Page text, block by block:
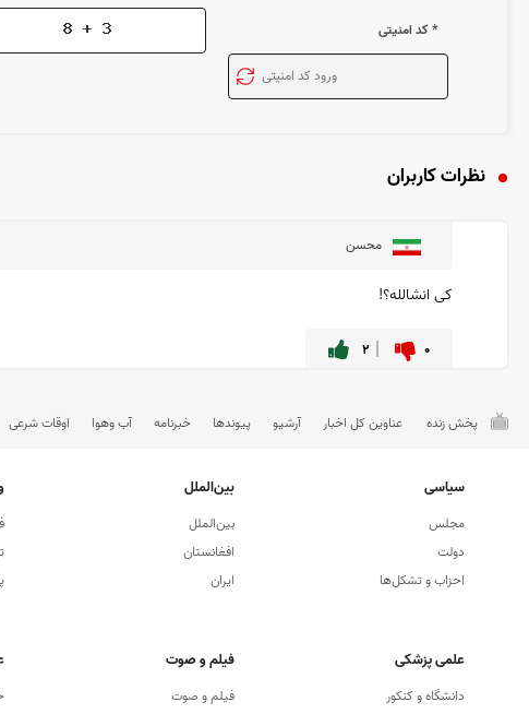
* کد امنیتی
نظرات کاربران
محسن
کی انشالله؟!
۰ ۲
پخش زنده عناوین کل اخبار آرشیو پیوندها خبرنامه آب وهوا اوقات شرعی
سیاسی
مجلس
دولت
احزاب و تشکل‌ها
بین‌الملل
بین‌الملل
افغانستان
ایران
علمی پزشکی
دانشگاه و كنكور
فیلم و صوت
فیلم و صوت